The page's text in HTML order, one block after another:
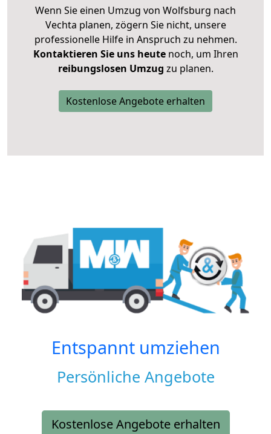
Wenn Sie einen Umzug von Wolfsburg nach
Vechta planen, zögern Sie nicht, unsere
professionelle Hilfe in Anspruch zu nehmen.
Kontaktieren Sie uns heutenoch, um Ihren
reibungslosen Umzug zu planen.
Kostenlose Angebote erhalten
Entspannt umziehen
Persönliche Angebote
Kostenlose Angebote erhalten